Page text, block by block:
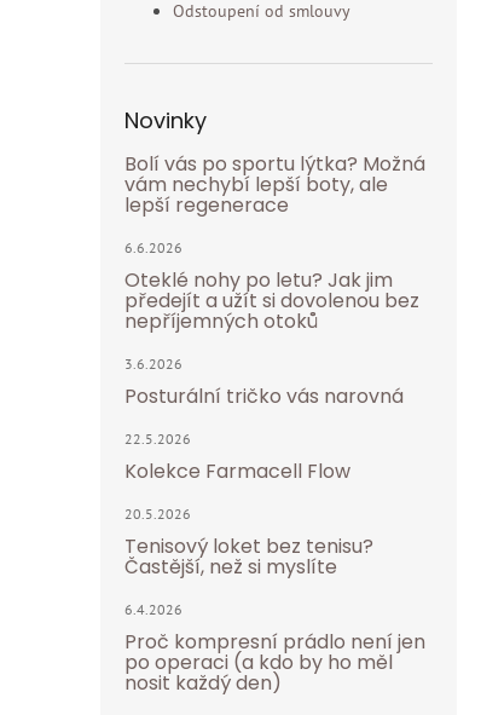
Odstoupení od smlouvy
Novinky
Bolí vás po sportu lýtka? Možná
vám nechybí lepší boty, ale
lepší regenerace
6.6.2026
Oteklé nohy po letu? Jak jim
předejít a užít si dovolenou bez
nepříjemných otoků
3.6.2026
Posturální tričko vás narovná
22.5.2026
Kolekce Farmacell Flow
20.5.2026
Tenisový loket bez tenisu?
Častější, než si myslíte
6.4.2026
Proč kompresní prádlo není jen
po operaci (a kdo by ho měl
nosit každý den)